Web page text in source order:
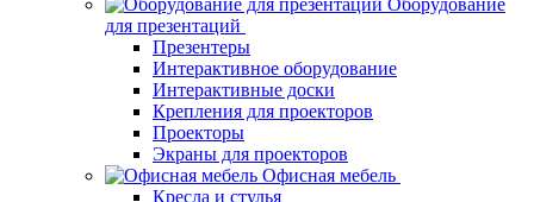
для презентаций
Презентеры
Интерактивное оборудование
Интерактивные доски
Крепления для проекторов
Проекторы
Экраны для проекторов
Офисная мебель
Кресла и стулья